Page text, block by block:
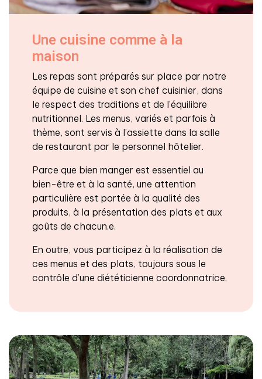
Une cuisine comme à la
maison
Les repas sont préparés sur place par notre
équipe de cuisine et son chef cuisinier, dans
le respect des traditions et de l’équilibre
nutritionnel. Les menus, variés et parfois à
thème, sont servis à l’assiette dans la salle
de restaurant par le personnel hôtelier.
Parce que bien manger est essentiel au
bien-être et à la santé, une attention
particulière est portée à la qualité des
produits, à la présentation des plats et aux
goûts de chacun.e.
En outre, vous participez à la réalisation de
ces menus et des plats, toujours sous le
contrôle d’une diététicienne coordonnatrice.